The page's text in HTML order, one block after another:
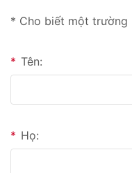
* Cho biết một trường
* Tên:
* Họ: